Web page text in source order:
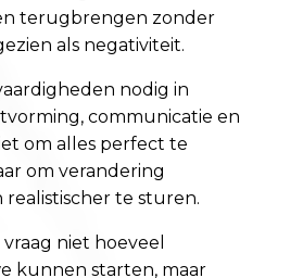
terugbrengen zonder
als negativiteit.
nodig in
communicatie en
om alles perfect te
om verandering
realistischer te sturen.
vraag niet hoeveel
kunnen starten, maar